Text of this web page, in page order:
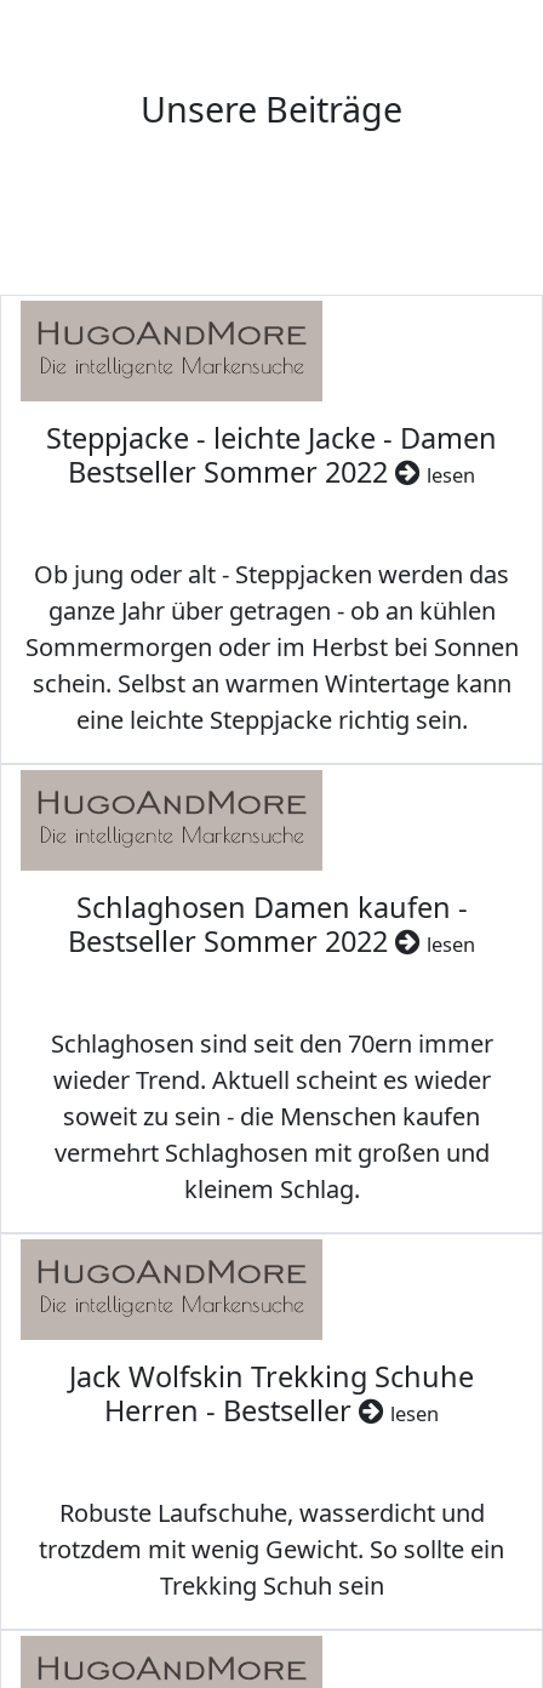
Unsere Beiträge
Steppjacke - leichte Jacke - Damen
Bestseller Sommer 2022
lesen
Ob jung oder alt - Steppjacken werden das
ganze Jahr über getragen - ob an kühlen
Sommermorgen oder im Herbst bei Sonnen
schein. Selbst an warmen Wintertage kann
eine leichte Steppjacke richtig sein.
Schlaghosen Damen kaufen -
Bestseller Sommer 2022
lesen
Schlaghosen sind seit den 70ern immer
wieder Trend. Aktuell scheint es wieder
soweit zu sein - die Menschen kaufen
vermehrt Schlaghosen mit großen und
kleinem Schlag.
Jack Wolfskin Trekking Schuhe
Herren - Bestseller
lesen
Robuste Laufschuhe, wasserdicht und
trotzdem mit wenig Gewicht. So sollte ein
Trekking Schuh sein